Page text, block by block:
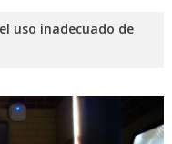
uso inadecuado de